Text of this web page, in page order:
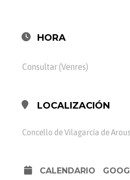
HORA
Consultar (Venres)
LOCALIZACIÓN
Concello de Vilagarcía de
CALENDARIO